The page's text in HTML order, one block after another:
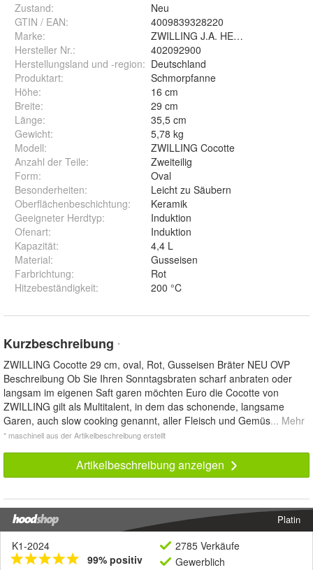
Zustand:
Neu
GTIN / EAN:
4009839328220
Marke:
ZWILLING J.A. HENCKELS
Hersteller Nr.:
402092900
Herstellungsland und -region: Deutschland
Produktart:
Schmorpfanne
Höhe:
16 cm
Breite:
29 cm
Länge:
35,5 cm
Gewicht:
5,78 kg
Modell:
ZWILLING Cocotte
Anzahl der Teile:
Zweiteilig
Form:
Oval
Besonderheiten:
Leicht zu Säubern
Oberflächenbeschichtung:
Keramik
Geeigneter Herdtyp:
Induktion
Ofenart:
Induktion
Kapazität:
4,4 L
Material:
Gusseisen
Farbrichtung:
Rot
Hitzebeständigkeit: 200 °C
Kurzbeschreibung *
ZWILLING Cocotte 29 cm, oval, Rot, Gusseisen Bräter NEU OVP
Beschreibung Ob Sie Ihren Sonntagsbraten scharf anbraten oder
langsam im eigenen Saft garen möchten Euro die Cocotte von
ZWILLING gilt als Multitalent, in dem das schonende, langsame
Garen, auch slow cooking genannt, aller Fleisch und Gemüs... Mehr
* maschinell aus der Artikelbeschreibung erstellt
Artikelbeschreibung anzeigen
Platin
K1-2024
99% positiv
2785 Verkäufe
Gewerblich